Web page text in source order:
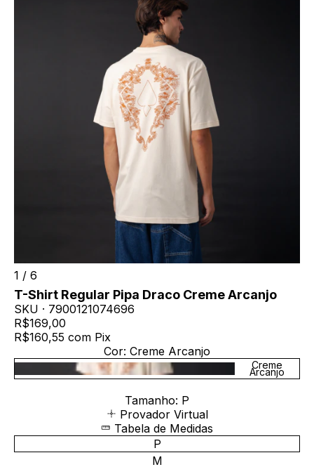
1 / 6
T-Shirt Regular Pipa Draco Creme Arcanjo
SKU · 7900121074696
R$169,00
R$160,55 com Pix
Cor: Creme Arcanjo
Creme
Arcanjo
Tamanho: P
Provador Virtual
Tabela de Medidas
P
M